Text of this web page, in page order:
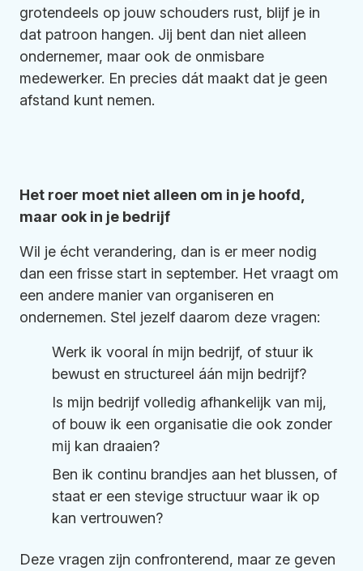
grotendeels op jouw schouders rust, blijf je in
dat patroon hangen. Jij bent dan niet alleen
ondernemer, maar ook de onmisbare
medewerker. En precies dát maakt dat je geen
afstand kunt nemen.
Het roer moet niet alleen om in je hoofd,
maar ook in je bedrijf
Wil je écht verandering, dan is er meer nodig
dan een frisse start in september. Het vraagt om
een andere manier van organiseren en
ondernemen. Stel jezelf daarom deze vragen:
Werk ik vooral ín mijn bedrijf, of stuur ik
bewust en structureel áán mijn bedrijf?
Is mijn bedrijf volledig afhankelijk van mij,
of bouw ik een organisatie die ook zonder
mij kan draaien?
Ben ik continu brandjes aan het blussen, of
staat er een stevige structuur waar ik op
kan vertrouwen?
Deze vragen zijn confronterend, maar ze geven